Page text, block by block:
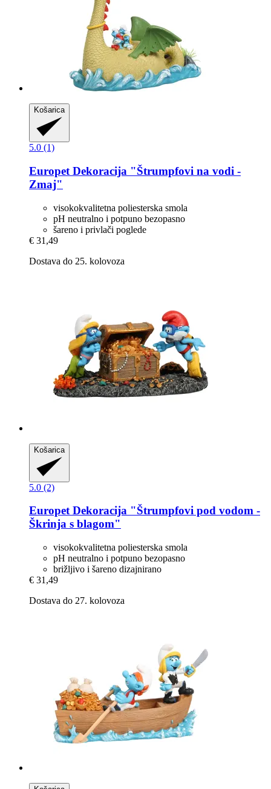
Košarica
5.0 (1)
Europet Dekoracija "Štrumpfovi na vodi -​
Zmaj"
visokokvalitetna poliesterska smola
pH neutralno i potpuno bezopasno
šareno i privlači poglede
€ 31,49
Dostava do 25. kolovoza
Košarica
5.0 (2)
EuropetDekoracija "Štrumpfovi pod vodom -​
Škrinja s blagom"
visokokvalitetna poliesterska smola
pH neutralno i potpuno bezopasno
brižljivo i šareno dizajnirano
€ 31,49
Dostava do 27. kolovoza